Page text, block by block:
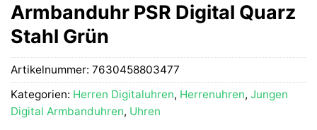
Armbanduhr PSR Digital Quarz
Stahl Grün
Artikelnummer: 7630458803477
Kategorien: Herren Digitaluhren, Herrenuhren, Jungen
Digital Armbanduhren, Uhren